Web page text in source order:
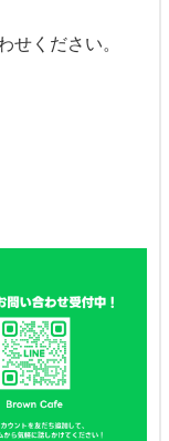
せください。